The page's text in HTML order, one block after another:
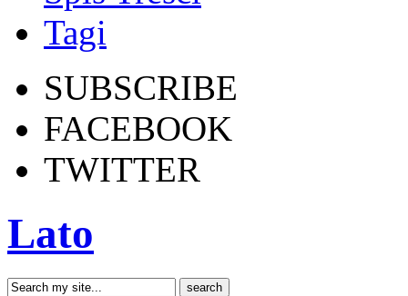
Tagi
SUBSCRIBE
FACEBOOK
TWITTER
Lato